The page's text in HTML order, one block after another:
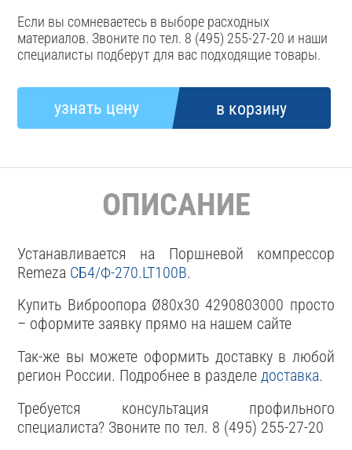
Если вы сомневаетесь в выборе расходных
материалов. Звоните по тел. 8 (495) 255-27-20 и наши
специалисты подберут для вас подходящие товары.
ОПИСАНИЕ
Устанавливается на Поршневой компрессор
Remeza СБ4/Ф-270.LT100В.
Купить Виброопора Ø80х30 4290803000 просто
– оформите заявку прямо на нашем сайте
Так-же вы можете оформить доставку в любой
регион России. Подробнее в разделедоставка.
Требуется консультация профильного
специалиста? Звоните по тел. 8 (495) 255-27-20